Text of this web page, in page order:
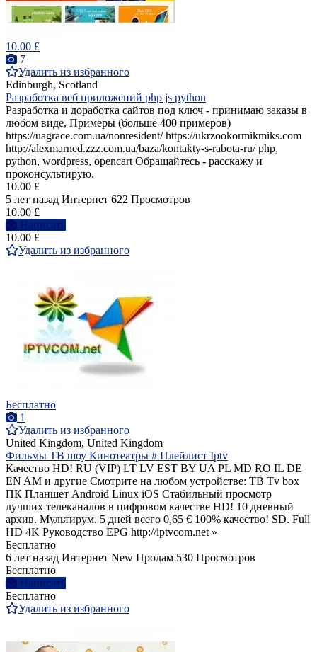
10.00 £
7
Удалить из избранного
Edinburgh, Scotland
Разработка веб приложений php js python
Разработка и доработка сайтов под ключ - принимаю заказы в
любом виде, Примеры (больше 400 примеров)
https://uagrace.com.ua/nonresident/ https://ukrzookormikmiks.com
http://alexmarned.zzz.com.ua/baza/kontakty-s-rabota-ru/ php,
python, wordpress, opencart Обращайтесь - расскажу и
проконсультирую.
10.00 £
5 лет назад Интернет 622 Просмотров
10.00 £
Написать
10.00 £
Удалить из избранного
Бесплатно
1
Удалить из избранного
United Kingdom, United Kingdom
Фильмы ТВ шоу Кинотеатры # Плейлист Iptv
Качество HD! RU (VIP) LT LV EST BY UA PL MD RO IL DE
EN AM и другие Смотрите на любом устройстве: ТВ Tv box
ПК Планшет Android Linux iOS Стабильный просмотр
лучших телеканалов в цифровом качестве HD! 10 дневный
архив. Мультирум. 5 дней всего 0,65 € 100% качество! SD. Full
HD 4K Руководство EPG http://iptvcom.net »
Бесплатно
6 лет назад Интернет New Продам 530 Просмотров
Бесплатно
Написать
Бесплатно
Удалить из избранного